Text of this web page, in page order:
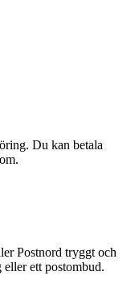
Du kan betala
Postnord tryggt och
ett postombud.